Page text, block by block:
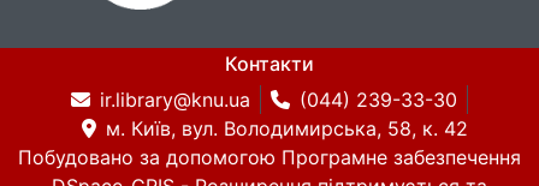
Контакти
ir.library@knu.ua
(044) 239-33-30
м. Київ, вул. Володимирська, 58, к. 42
Побудовано за допомогою Програмне забезпечення